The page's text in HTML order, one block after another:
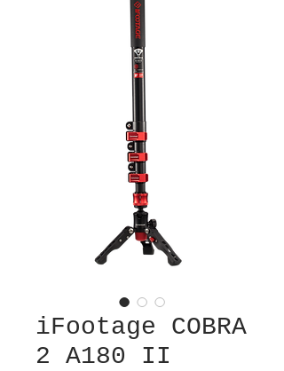
iFootage COBRA
2 A180 II